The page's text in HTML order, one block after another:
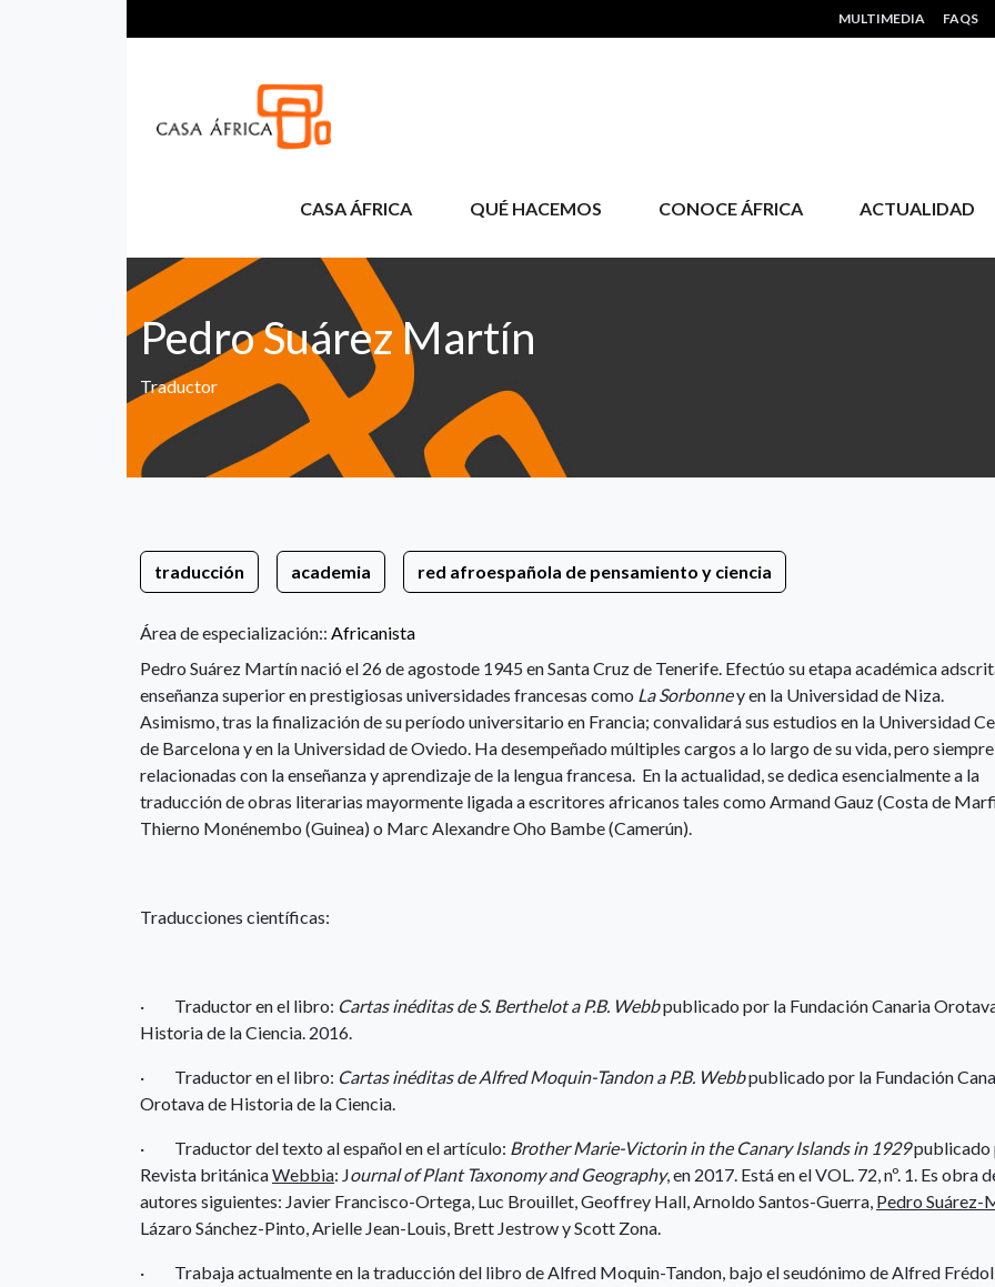
HEADER MENU
MULTIMEDIA FAQS
CASA ÁFRICA QUÉ HACEMOS CONOCE ÁFRICA ACTUALIDAD
Pedro Suárez Martín
Traductor
traducción academia red afroespañola de pensamiento y ciencia
Área de especialización:: Africanista
Pedro Suárez Martín nació el 26 de agostode 1945 en Santa Cruz de Tenerife. Efectúo su etapa académica
enseñanza superior en prestigiosas universidades francesas como La Sorbonney en la Universidad de Niza.
Asimismo, tras la finalización de su período universitario en Francia; convalidará sus estudios en la Universidad
de Barcelona y en la Universidad de Oviedo. Ha desempeñado múltiples cargos a lo largo de su vida, pero siempre
relacionadas con la enseñanza y aprendizaje de la lengua francesa. En la actualidad, se dedica esencialmente a la
traducción de obras literarias mayormente ligada a escritores africanos tales como Armand Gauz (Costa de
Thierno Monénembo (Guinea) o Marc Alexandre Oho Bambe (Camerún).
Traducciones científicas:
· Traductor en el libro: Cartas inéditas de S. Berthelot a P.B. Webbpublicado por la Fundación Canaria
Historia de la Ciencia. 2016.
· Traductor en el libro: Cartas inéditas de Alfred Moquin-Tandon a P.B. Webbpublicado por la Fundación
Orotava de Historia de la Ciencia.
· Traductor del texto al español en el artículo: Brother Marie-Victorin in the Canary Islands in 1929publicado
Revista británicaWebbia: Journal of Plant Taxonomy and Geography, en 2017. Está en el VOL. 72, nº. 1. Es obra
autores siguientes: Javier Francisco-Ortega, Luc Brouillet, Geoffrey Hall, Arnoldo Santos-Guerra, Pedro Suárez-
Lázaro Sánchez-Pinto, Arielle Jean-Louis, Brett Jestrow y Scott Zona.
· Trabaja actualmente en la traducción del libro de Alfred Moquin-Tandon, bajo el seudónimo de Alfred